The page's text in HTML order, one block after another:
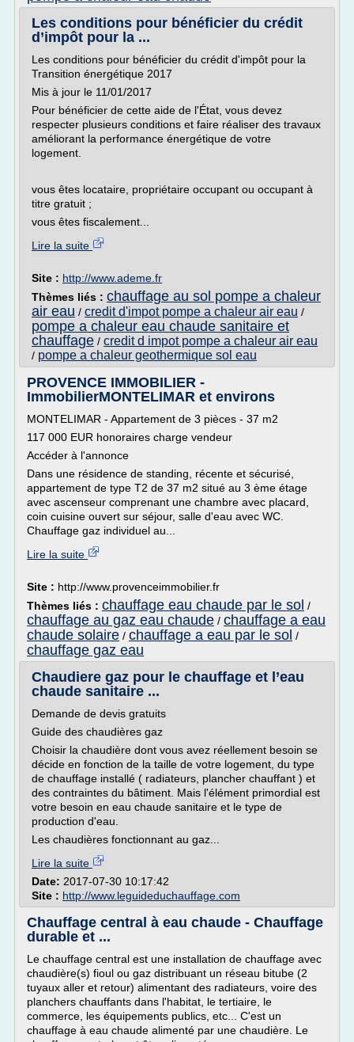
Les conditions pour bénéficier du crédit
d’impôt pour la ...
Les conditions pour bénéficier du crédit d'impôt pour la
Transition énergétique 2017
Mis à jour le 11/01/2017
Pour bénéficier de cette aide de l'État, vous devez
respecter plusieurs conditions et faire réaliser des travaux
améliorant la performance énergétique de votre
logement.
vous êtes locataire, propriétaire occupant ou occupant à
titre gratuit ;
vous êtes fiscalement...
Lire la suite
Site : http://www.ademe.fr
Thèmes liés : chauffage au sol pompe a chaleur
air eau / credit d'impot pompe a chaleur air eau /
pompe a chaleur eau chaude sanitaire et
chauffage / credit d impot pompe a chaleur air eau
/ pompe a chaleur geothermique sol eau
PROVENCE IMMOBILIER -
ImmobilierMONTELIMAR et environs
MONTELIMAR - Appartement de 3 pièces - 37 m2
117 000 EUR honoraires charge vendeur
Accéder à l'annonce
Dans une résidence de standing, récente et sécurisé,
appartement de type T2 de 37 m2 situé au 3 ème étage
avec ascenseur comprenant une chambre avec placard,
coin cuisine ouvert sur séjour, salle d'eau avec WC.
Chauffage gaz individuel au...
Lire la suite
Site : http://www.provenceimmobilier.fr
Thèmes liés : chauffage eau chaude par le sol /
chauffage au gaz eau chaude / chauffage a eau
chaude solaire / chauffage a eau par le sol /
chauffage gaz eau
Chaudiere gaz pour le chauffage et l’eau
chaude sanitaire ...
Demande de devis gratuits
Guide des chaudières gaz
Choisir la chaudière dont vous avez réellement besoin se
décide en fonction de la taille de votre logement, du type
de chauffage installé ( radiateurs, plancher chauffant ) et
des contraintes du bâtiment. Mais l'élément primordial est
votre besoin en eau chaude sanitaire et le type de
production d'eau.
Les chaudières fonctionnant au gaz...
Lire la suite
Date: 2017-07-30 10:17:42
Site : http://www.leguideduchauffage.com
Chauffage central à eau chaude - Chauffage
durable et ...
Le chauffage central est une installation de chauffage avec
chaudière(s) fioul ou gaz distribuant un réseau bitube (2
tuyaux aller et retour) alimentant des radiateurs, voire des
planchers chauffants dans l'habitat, le tertiaire, le
commerce, les équipements publics, etc... C'est un
chauffage à eau chaude alimenté par une chaudière. Le